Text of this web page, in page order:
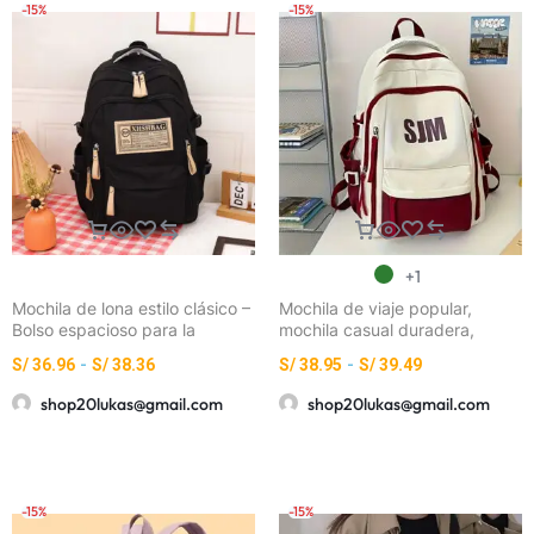
Pequeño Estampado y
-15%
Mochila de lona estilo clásico –
Bolso espacioso para la
S/36.96 - S/38.36
shop20lukas@gmail.com
-15%
+1
Mochila de viaje popular,
mochila casual duradera,
S/38.95 - S/39.49
shop20lukas@gmail.com
-15% -15%